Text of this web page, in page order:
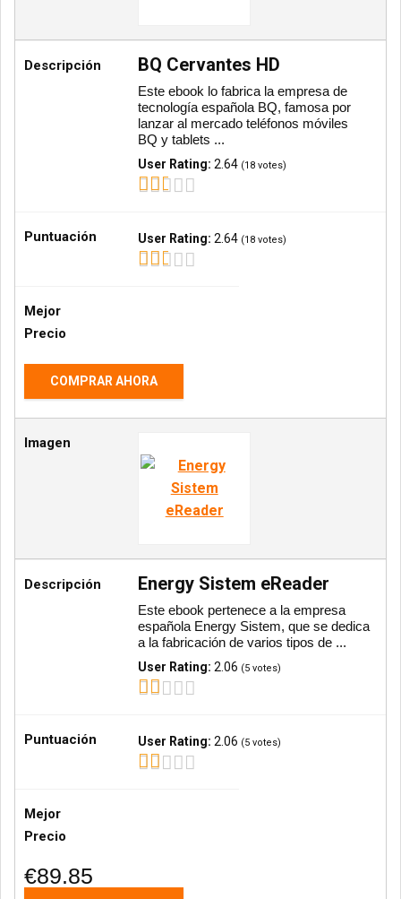
Descripción BQ Cervantes HD
Este ebook lo fabrica la empresa de
tecnología española BQ, famosa por
lanzar al mercado teléfonos móviles
BQ y tablets ...
User Rating:2.64 (18 votes)
Puntuación User Rating:2.64 (18 votes)
Mejor
Precio
COMPRAR AHORA
Imagen
Descripción Energy Sistem eReader
Este ebook pertenece a la empresa
española Energy Sistem, que se dedica
a la fabricación de varios tipos de ...
User Rating:2.06 (5 votes)
Puntuación User Rating:2.06 (5 votes)
Mejor
Precio
€89.85